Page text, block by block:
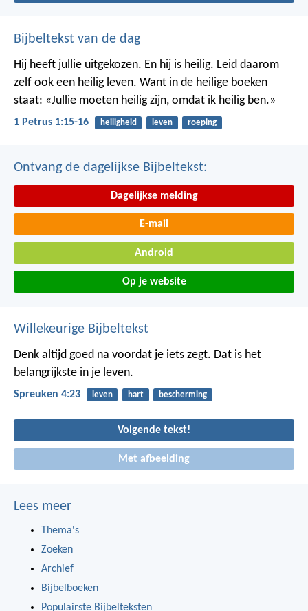
Bijbeltekst van de dag
Hij heeft jullie uitgekozen. En hij is heilig. Leid daarom
zelf ook een heilig leven. Want in de heilige boeken
staat: «Jullie moeten heilig zijn, omdat ik heilig ben.»
1 Petrus 1:15-16 heiligheid leven roeping
Ontvang de dagelijkse Bijbeltekst:
Dagelijkse melding
E-mail
Android
Op je website
Willekeurige Bijbeltekst
Denk altijd goed na voordat je iets zegt. Dat is het
belangrijkste in je leven.
Spreuken 4:23 leven hart bescherming
Volgende tekst!
Met afbeelding
Lees meer
Thema's
Zoeken
Archief
Bijbelboeken
Populairste Bijbelteksten